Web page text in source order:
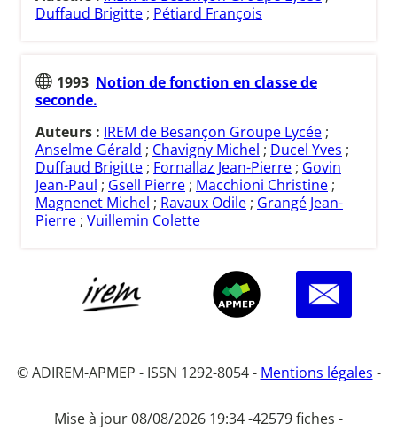
Duffaud Brigitte ; Pétiard François
1993 Notion de fonction en classe de
seconde.
Auteurs : IREM de Besançon Groupe Lycée ;
Anselme Gérald ; Chavigny Michel ; Ducel Yves ;
Duffaud Brigitte ; Fornallaz Jean-Pierre ; Govin
Jean-Paul ; Gsell Pierre ; Macchioni Christine ;
Magnenet Michel ; Ravaux Odile ; Grangé Jean-
Pierre ; Vuillemin Colette
© ADIREM-APMEP - ISSN 1292-8054 - Mentions légales -
Mise à jour 08/08/2026 19:34 -42579 fiches -